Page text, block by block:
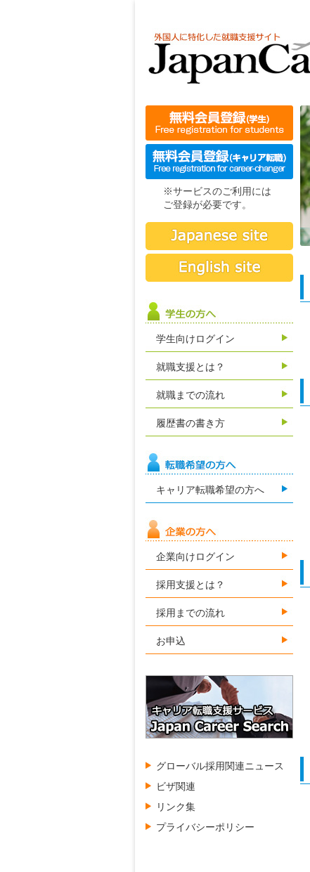
※サービスのご利用には
ご登録が必要です。
学生向けログイン
就職支援とは？
就職までの流れ
履歴書の書き方
キャリア転職希望の方へ
企業向けログイン
採用支援とは？
採用までの流れ
お申込
グローバル採用関連ニュース
ビザ関連
リンク集
プライバシーポリシー